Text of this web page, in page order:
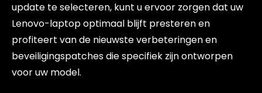
update te selecteren, kunt u ervoor zorgen dat uw
Lenovo-laptop optimaal blijft presteren en
profiteert van de nieuwste verbeteringen en
beveiligingspatches die specifiek zijn ontworpen
voor uw model.